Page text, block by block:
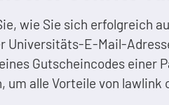
wie Sie sich erfolgreich
Universitäts-E-Mail-
Gutscheincodes einer
um alle Vorteile von lawlink